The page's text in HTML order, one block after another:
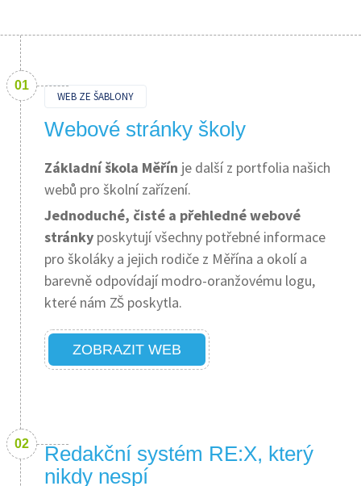
WEB ZE ŠABLONY
Webové stránky školy
Základní škola Měřín je další z portfolia našich
webů pro školní zařízení.
Jednoduché, čisté a přehledné webové
stránky poskytují všechny potřebné informace
pro školáky a jejich rodiče z Měřína a okolí a
barevně odpovídají modro-oranžovému logu,
které nám ZŠ poskytla.
ZOBRAZIT WEB
Redakční systém RE:X, který
nikdy nespí